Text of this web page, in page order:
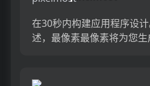
在30秒内构建应用程序设
述，最像素最像素将为您